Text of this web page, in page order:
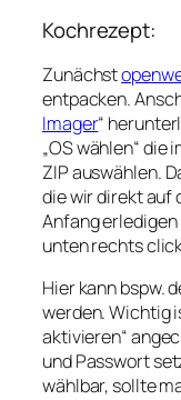
Kochrezept:
Zunächst
entpacken.
Imager“
„OS wählen“
ZIP auswählen.
die wir direkt auf
Anfang
unten rechts
Hier kann bspw.
werden. Wichtig
aktivieren“
und Passwort
wählbar, sollte